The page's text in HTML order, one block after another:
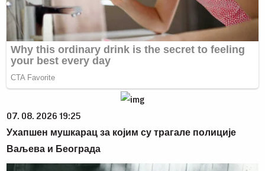
07. 08. 2026 19:25
Ухапшен мушкарац за којим су трагале полиције
Ваљева и Београда